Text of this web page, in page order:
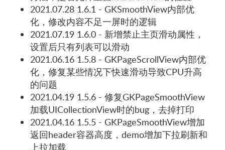
2021.07.28 1.6.1 - GKSmoothView内部优
化，修改内容不足一屏时的逻辑
2021.07.19 1.6.0 - 新增禁止主页滑动属性，
设置后只有列表可以滑动
2021.06.16 1.5.8 - GKPageScrollView内部优
化，修复某些情况下快速滑动导致CPU升高
的问题
2021.04.19 1.5.6 - 修复GKPageSmoothView
加载UICollectionView时的bug，去掉打印
2021.04.16 1.5.5 - GKPageSmoothView增加
返回header容器高度，demo增加下拉刷新和
上拉加载